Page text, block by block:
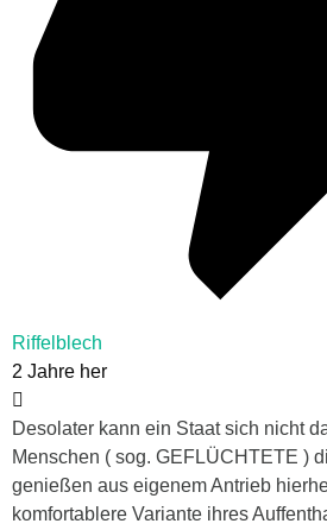
Riffelblech
2 Jahre her
Desolater kann ein Staat sich nicht
Menschen ( sog. GEFLÜCHTETE )
genießen aus eigenem Antrieb
komfortablere Variante ihres